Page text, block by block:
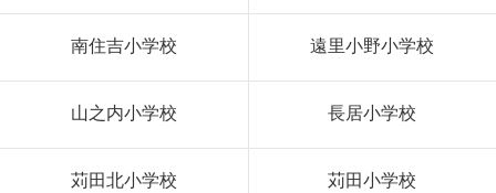
南住吉小学校 遠里小野小学校
山之内小学校 長居小学校
苅田北小学校 苅田小学校